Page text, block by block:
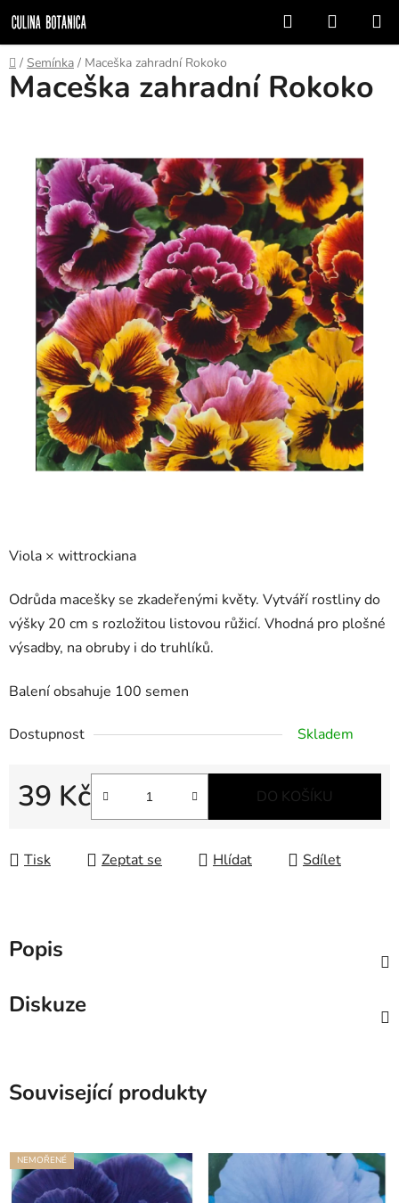
na
obsah
Hledat
KOŠÍK
Domů
/ Semínka / Maceška zahradní Rokoko
Viola × wittrockiana
Odrůda macešky se zkadeřenými květy. Vytváří rostliny do
výšky 20 cm s rozložitou listovou růžicí. Vhodná pro plošné
výsadby, na obruby i do truhlíků.
Balení obsahuje 100 semen
Dostupnost Skladem
39 Kč
Měrná cena:
DO KOŠÍKU
Tisk Zeptat se Hlídat Sdílet
Maceška zahradní Rokoko
Popis
Diskuze
Související produkty
NEMOŘENÉ